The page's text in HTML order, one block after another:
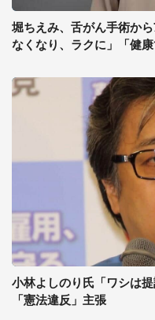
堀ちえみ、舌がん手術か
なくなり、ラクに」「健
小林よしのり氏「ワシは
「憲法違反」主張